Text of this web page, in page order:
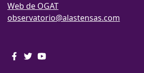
Web de OGAT
observatorio@alastensas.com